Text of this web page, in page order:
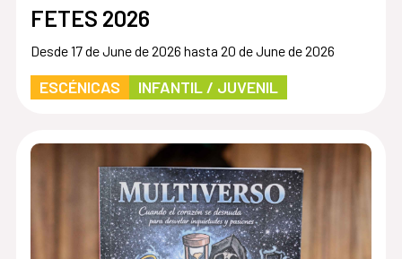
FETES 2026
Desde 17 de June de 2026 hasta 20 de June de 2026
ESCÉNICAS INFANTIL / JUVENIL